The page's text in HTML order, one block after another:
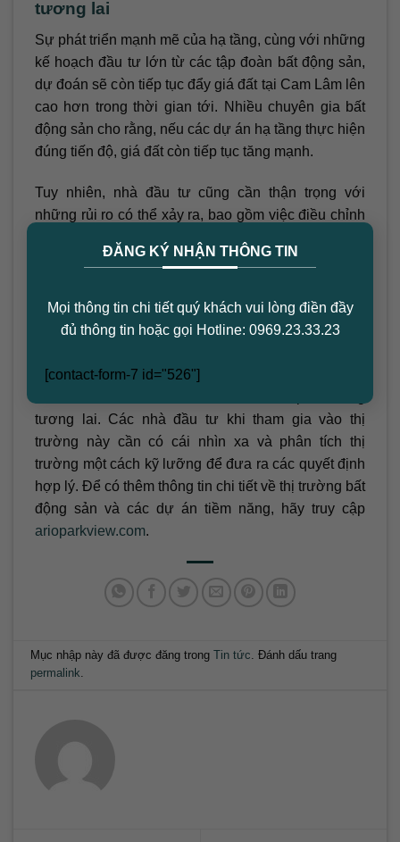
ĐĂNG KÝ NHẬN THÔNG TIN
Mọi thông tin chi tiết quý khách vui lòng điền đầy
đủ thông tin hoặc gọi Hotline: 0969.23.33.23
[contact-form-7 id="526"]
tương lai
Sự phát triển mạnh mẽ của hạ tầng, cùng với những
kế hoạch đầu tư lớn từ các tập đoàn bất động sản,
dự đoán sẽ còn tiếp tục đẩy giá đất tại Cam Lâm lên
cao hơn trong thời gian tới. Nhiều chuyên gia bất
động sản cho rằng, nếu các dự án hạ tầng thực hiện
đúng tiến độ, giá đất còn tiếp tục tăng mạnh.
Tuy nhiên, nhà đầu tư cũng cần thận trọng với
những rủi ro có thể xảy ra, bao gồm việc điều chỉnh
kinh tế. Đặc biệt, các nhà đầu tư nên tìm hiểu kỹ
sự để tránh những rủi ro không đáng có.
Cơn sốt đất tại Cam Lâm, Khánh Hòa đang diễn ra
tương lai. Các nhà đầu tư khi tham gia vào thị
trường này cần có cái nhìn xa và phân tích thị
trường một cách kỹ lưỡng để đưa ra các quyết định
hợp lý. Để có thêm thông tin chi tiết về thị trường bất
động sản và các dự án tiềm năng, hãy truy cập
arioparkview.com.
Mục nhập này đã được đăng trongTin tức. Đánh dấu trang
permalink.